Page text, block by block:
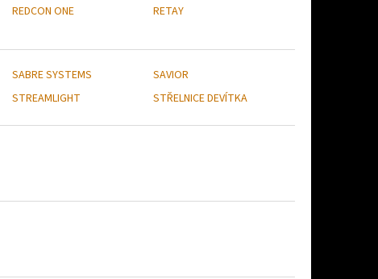
REDCON ONE RETAY
SABRE SYSTEMS
SAVIOR
STREAMLIGHT STŘELNICE DEVÍTKA